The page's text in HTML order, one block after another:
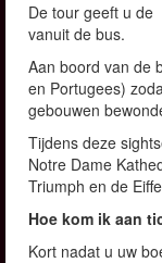
De tour geeft u de
vanuit de bus.
Aan boord van de
en Portugees)
gebouwen
Tijdens deze
Notre Dame
Triumph en de
Hoe kom ik aan
Kort nadat u uw